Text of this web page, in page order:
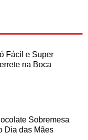
Fácil e Super
na Boca
Sobremesa
Dia das Mães